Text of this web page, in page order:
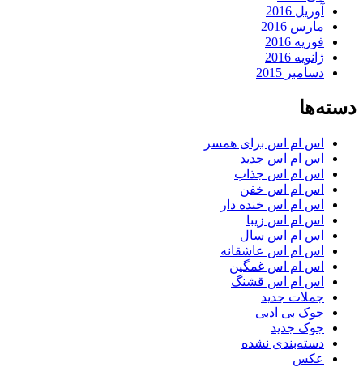
آوریل 2016
مارس 2016
فوریه 2016
ژانویه 2016
دسامبر 2015
دسته‌ها
اس ام اس برای همسر
اس ام اس جدید
اس ام اس جذاب
اس ام اس خفن
اس ام اس خنده دار
اس ام اس زیبا
اس ام اس سال
اس ام اس عاشقانه
اس ام اس غمگین
اس ام اس قشنگ
جملات جدید
جوک بی ادبی
جوک جدید
دسته‌بندی نشده
عکس